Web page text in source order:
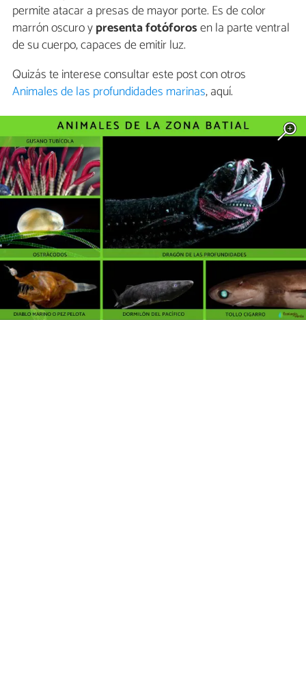
permite atacar a presas de mayor porte. Es de color
marrón oscuro ypresenta fotóforosen la parte ventral
de su cuerpo, capaces de emitir luz.
Quizás te interese consultar este post con otros
Animales de las profundidades marinas, aquí.